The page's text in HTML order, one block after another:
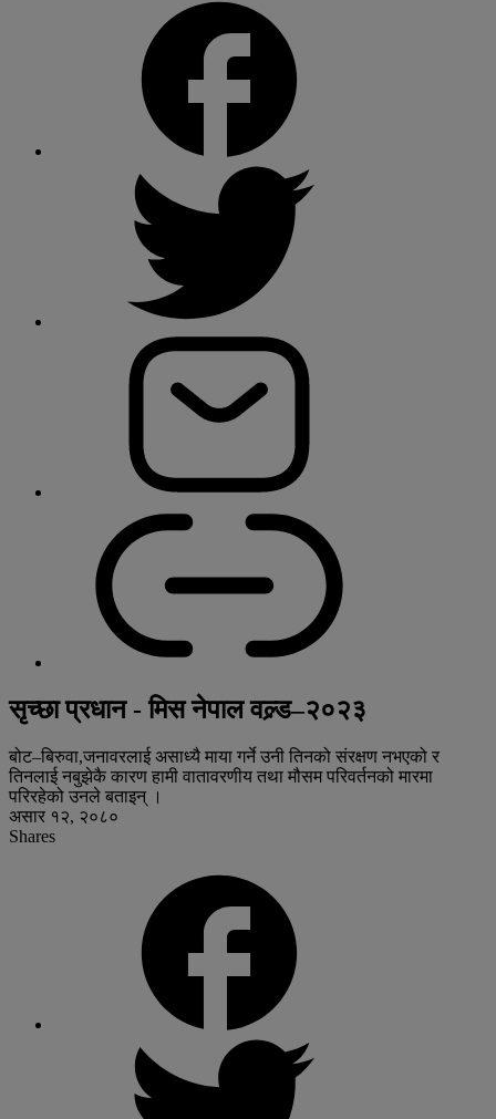
सृच्छा प्रधान - मिस नेपाल वल्र्ड–२०२३
बोट–बिरुवा,जनावरलाई असाध्यै माया गर्ने उनी तिनको संरक्षण नभएको र
तिनलाई नबुझेकै कारण हामी वातावरणीय तथा मौसम परिवर्तनको मारमा
परिरहेको उनले बताइन् ।
असार १२, २०८०
Shares